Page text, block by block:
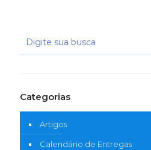
Categorias
Artigos
Calendário de Entregas